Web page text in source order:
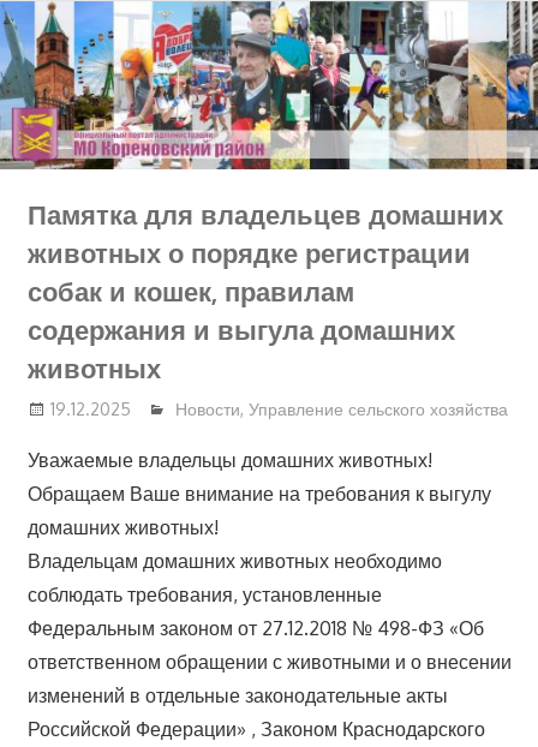
Перейти
к
содержимому
Памятка для владельцев домашних
животных о порядке регистрации
собак и кошек, правилам
содержания и выгула домашних
животных
19.12.2025 Новости, Управление сельского хозяйства
Уважаемые владельцы домашних животных!
Обращаем Ваше внимание на требования к выгулу
домашних животных!
Владельцам домашних животных необходимо
соблюдать требования, установленные
Федеральным законом от 27.12.2018 № 498-ФЗ «Об
ответственном обращении с животными и о внесении
изменений в отдельные законодательные акты
Российской Федерации» , Законом Краснодарского